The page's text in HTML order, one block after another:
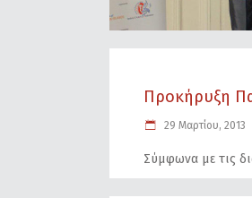
Προκήρυξη
29 Μαρτίου, 2013
Σύμφωνα με τις